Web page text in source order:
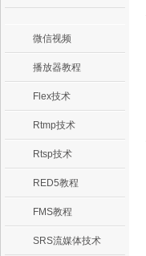
微信视频
播放器教程
Flex技术
Rtmp技术
Rtsp技术
RED5教程
FMS教程
SRS流媒体技术